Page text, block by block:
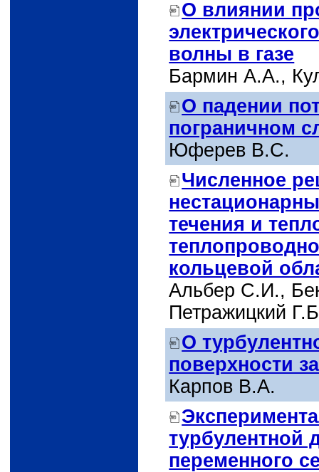
О влиянии
волны в газе
Бармин A.А.,
О падении
пограничном
Юферев B.С.
Численное
течения и
кольцевой
Альбер C.И.,
Петражицкий
О
поверхности
Карпов В.А.
турбулентной
переменного